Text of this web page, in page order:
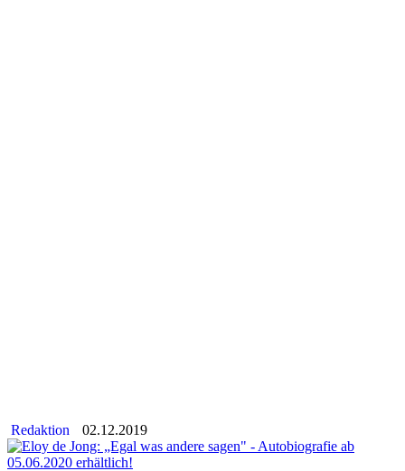
Redaktion 02.12.2019